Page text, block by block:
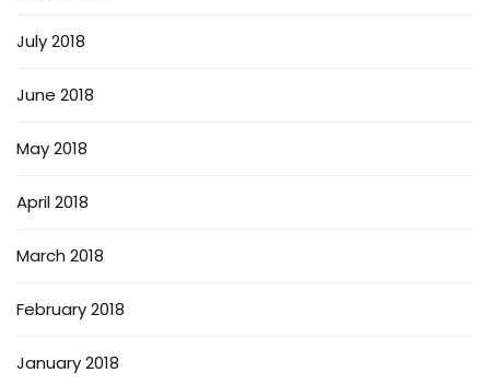
July 2018
June 2018
May 2018
April 2018
March 2018
February 2018
January 2018